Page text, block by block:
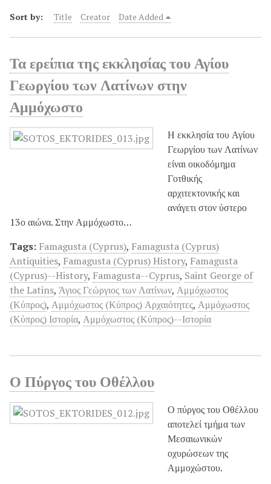
Sort by: Title Creator Date Added
Τα ερείπια της εκκλησίας του Αγίου
Γεωργίου των Λατίνων στην
Αμμόχωστο
Η εκκλησία του Αγίου
Γεωργίου των Λατίνων
είναι οικοδόμημα
Γοτθικής
αρχιτεκτονικής και
ανάγετι στον ύστερο
13ο αιώνα. Στην Αμμόχωστο…
Tags: Famagusta (Cyprus), Famagusta (Cyprus)
Antiquities, Famagusta (Cyprus) History, Famagusta
(Cyprus)--History, Famagusta--Cyprus, Saint George of
the Latins, Άγιος Γεώργιος των Λατίνων, Αμμόχωστος
(Κύπρος), Αμμόχωστος (Κύπρος) Αρχαιότητες, Αμμόχωστος
(Κύπρος) Ιστορία, Αμμόχωστος (Κύπρος)--Ιστορία
Ο Πύργος του Οθέλλου
Ο πύργος του Οθέλλου
αποτελεί τμήμα των
Μεσαιωνικών
οχυρώσεων της
Αμμοχώστου.